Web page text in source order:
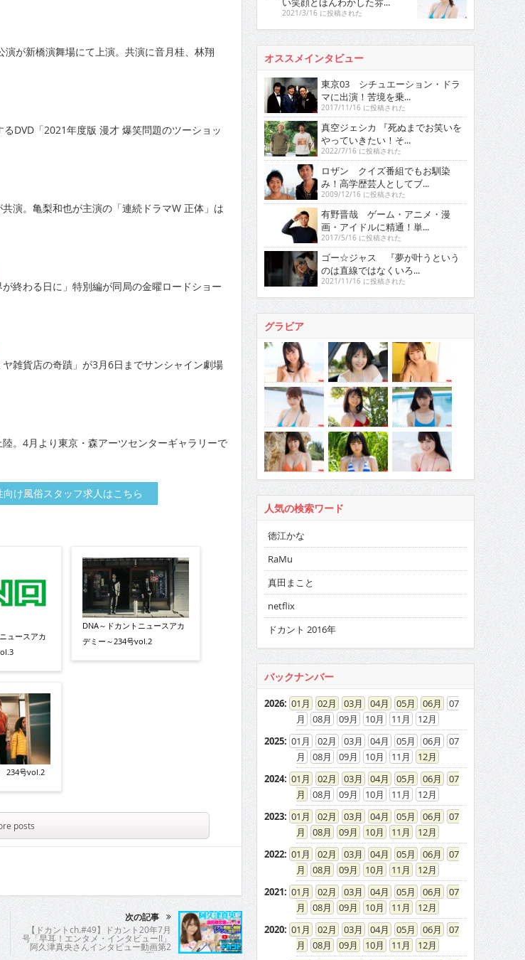
が新橋演舞場にて上演。共演に音月桂、林翔
DVD「2021年度版 漫才 爆笑問題のツーショッ
演。亀梨和也が主演の「連続ドラマW 正体」は
終わる日に」特別編が同局の金曜ロードショー
雑貨店の奇蹟」が3月6日までサンシャイン劇場
。4月より東京・森アーツセンターギャラリーで
け風俗スタッフ求人はこちら
ュースアカ
234号vol.2
DNA～ドカントニュースアカ
デミー～234号vol.2
posts
次の記事
【ドカントch.#49】ドカント20年7月
号「早耳！エンタメ・インタビュー!!」
阿久津真央さんインタビュー動画第2
弾！
2021/3/16 に投稿された
オススメインタビュー
東京03 シチュエーション・ドラ
マに出演！苦境を乗...
2017/11/16 に投稿された
真空ジェシカ 『死ぬまでお笑いを
やっていきたい！そ...
2022/7/16 に投稿された
ロザン クイズ番組でもお馴染
み！高学歴芸人としてブ...
2009/12/16 に投稿された
有野晋哉 ゲーム・アニメ・漫
画・アイドルに精通！単...
2017/5/16 に投稿された
ゴー☆ジャス 『夢が叶うという
のは直線ではなくいろ...
2021/11/16 に投稿された
グラビア
人気の検索ワード
徳江かな
RaMu
真田まこと
netflix
ドカント 2016年
バックナンバー
2026: 01 02 03 04 05 06
07
08
09 10 11
12
2025: 01 02 03 04 05 06
07
08
09 10 11
12
2024: 01 02 03 04 05 06
07
08
09 10 11
12
2023: 01 02 03 04 05 06
07
08
09 10 11
12
2022: 01 02 03 04 05 06
07
08
09 10 11
12
2021: 01 02 03 04 05 06
07
08
09 10 11
12
2020: 01 02 03 04 05 06
07
08
09 10 11
12